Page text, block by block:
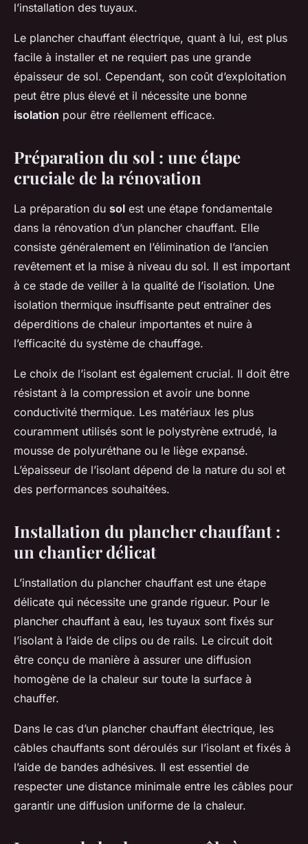
l’installation des tuyaux.
Le plancher chauffant électrique, quant à lui, est plus
facile à installer et ne requiert pas une grande
épaisseur de sol. Cependant, son coût d’exploitation
peut être plus élevé et il nécessite une bonne
isolation pour être réellement efficace.
Préparation du sol : une étape
cruciale de la rénovation
La préparation du sol est une étape fondamentale
dans la rénovation d’un plancher chauffant. Elle
consiste généralement en l’élimination de l’ancien
revêtement et la mise à niveau du sol. Il est important
à ce stade de veiller à la qualité de l’isolation. Une
isolation thermique insuffisante peut entraîner des
déperditions de chaleur importantes et nuire à
l’efficacité du système de chauffage.
Le choix de l’isolant est également crucial. Il doit être
résistant à la compression et avoir une bonne
conductivité thermique. Les matériaux les plus
couramment utilisés sont le polystyrène extrudé, la
mousse de polyuréthane ou le liège expansé.
L’épaisseur de l’isolant dépend de la nature du sol et
des performances souhaitées.
Installation du plancher chauffant :
un chantier délicat
L’installation du plancher chauffant est une étape
délicate qui nécessite une grande rigueur. Pour le
plancher chauffant à eau, les tuyaux sont fixés sur
l’isolant à l’aide de clips ou de rails. Le circuit doit
être conçu de manière à assurer une diffusion
homogène de la chaleur sur toute la surface à
chauffer.
Dans le cas d’un plancher chauffant électrique, les
câbles chauffants sont déroulés sur l’isolant et fixés à
l’aide de bandes adhésives. Il est essentiel de
respecter une distance minimale entre les câbles pour
garantir une diffusion uniforme de la chaleur.